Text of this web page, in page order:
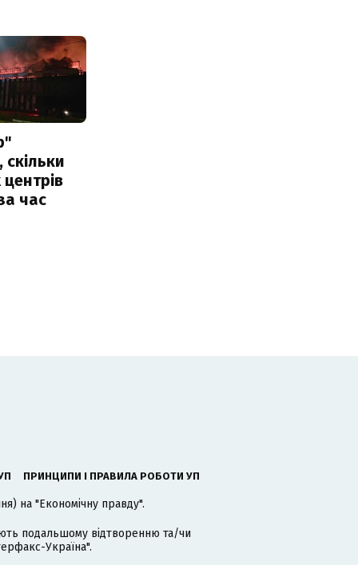
скільки
час
ПРИНЦИПИ І ПРАВИЛА РОБОТИ УП
на "Економічну правду".
подальшому відтворенню та/чи
Україна".